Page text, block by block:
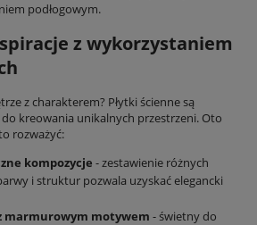
podłogowym.
z wykorzystaniem
z charakterem? Płytki ścienne są
kreowania unikalnych przestrzeni. Oto
rozważyć:
kompozycje - zestawienie różnych
i struktur pozwala uzyskać elegancki
marmurowym motywem - świetny do